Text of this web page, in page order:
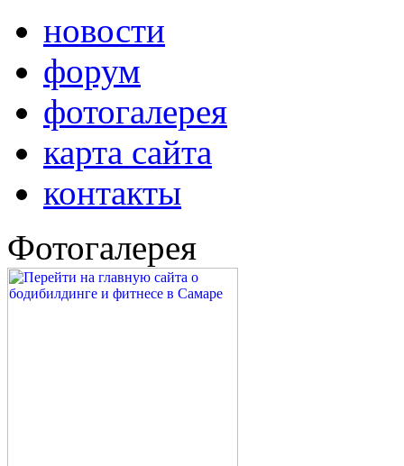
новости
форум
фотогалерея
карта сайта
контакты
Фотогалерея